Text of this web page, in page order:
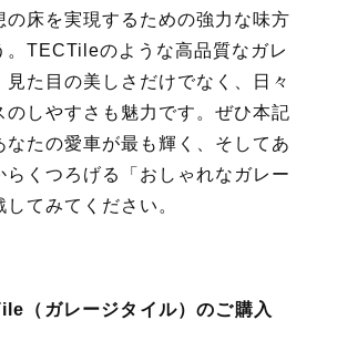
の床を実現するための強力な味方
。TECTileのような高品質なガレ
見た目の美しさだけでなく、日々
のしやすさも魅力です。ぜひ本記
なたの愛車が最も輝く、そしてあ
らくつろげる「おしゃれなガレー
てみてください。
（ガレージタイル）のご購入